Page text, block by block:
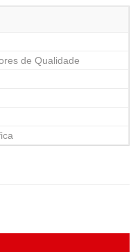
de Qualidade